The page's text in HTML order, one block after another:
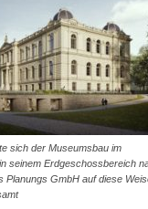
sich der Museumsbau im
seinem Erdgeschossbereich
Planungs GmbH auf diese